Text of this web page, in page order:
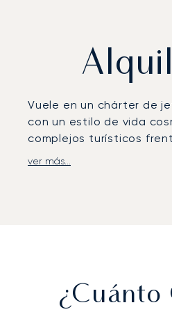
Vuele en un chárter de
con un estilo de vida
complejos turísticos
LunaJets organiza
África.
ver más...
¿Cuánto